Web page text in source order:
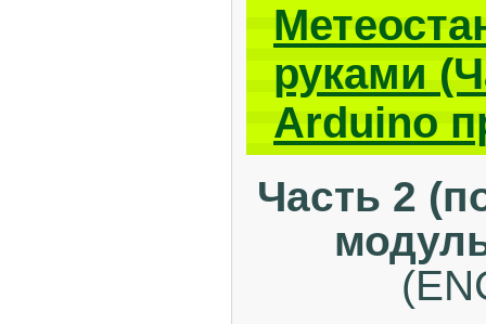
руками
Arduino
Часть 2